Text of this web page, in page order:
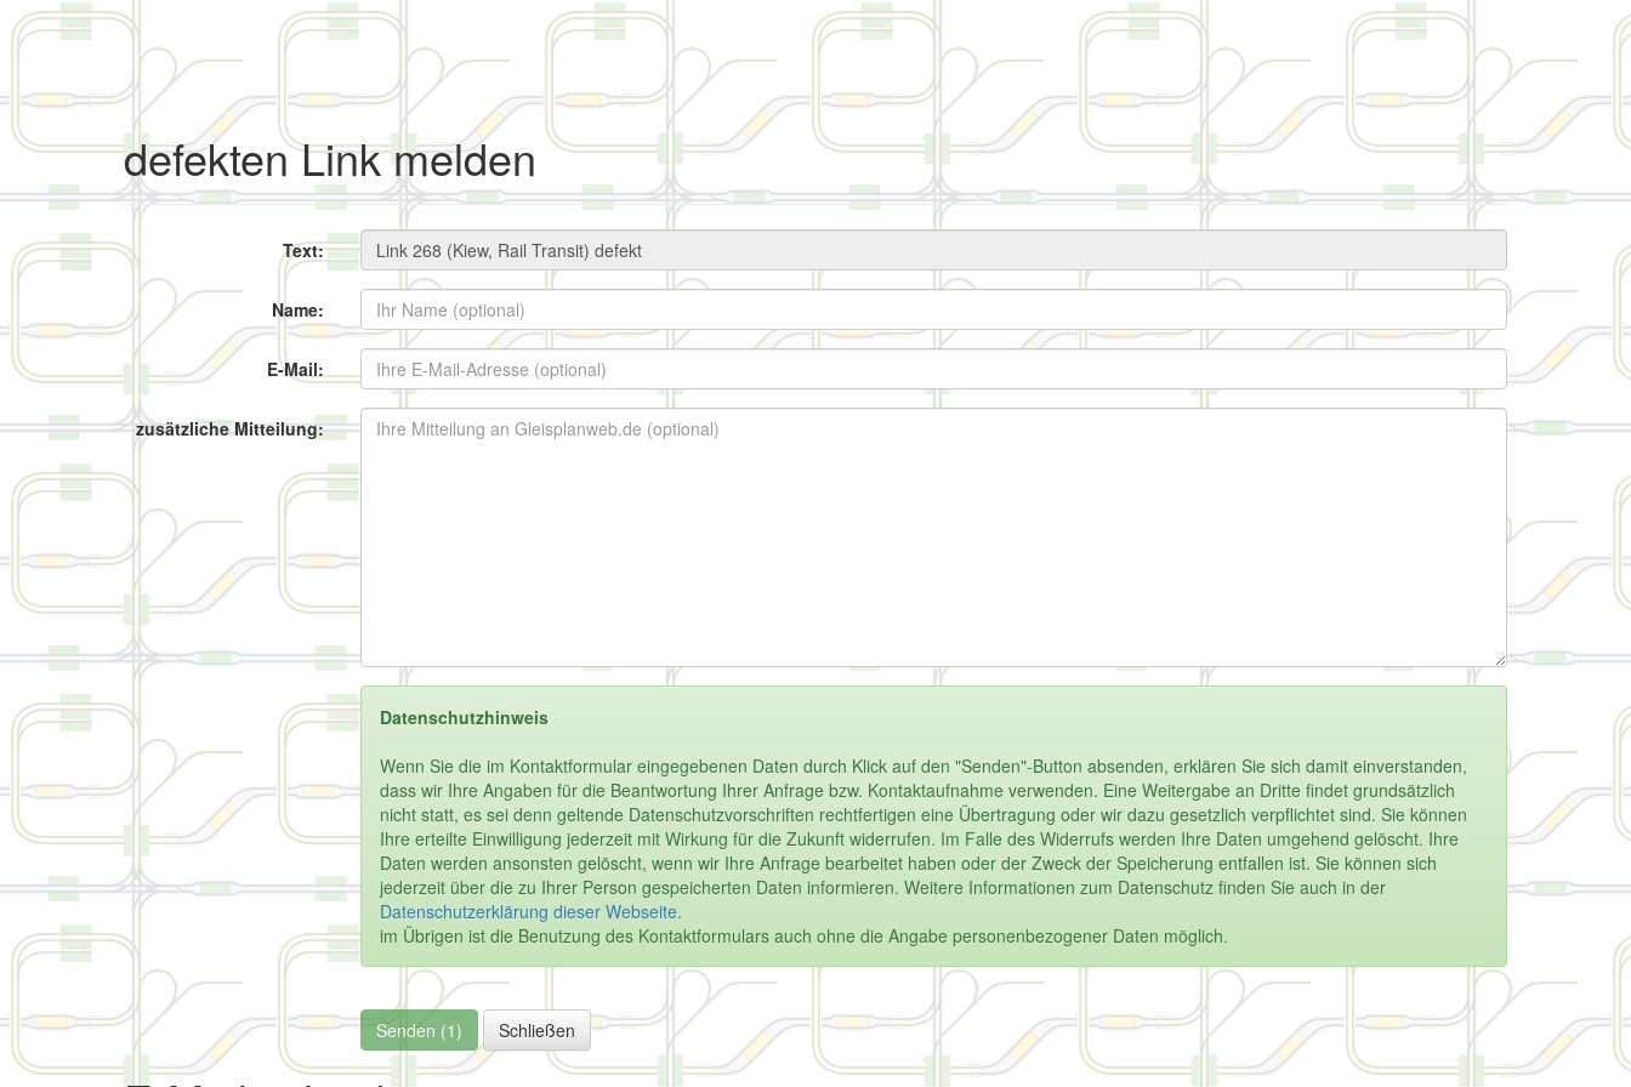
defekten Link melden
Text:
Name:
E-Mail:
zusätzliche Mitteilung:
Datenschutzhinweis
Wenn Sie die im Kontaktformular eingegebenen Daten durch Klick auf den "Senden"-Button absenden, erklären Sie sich damit einverstanden,
dass wir Ihre Angaben für die Beantwortung Ihrer Anfrage bzw. Kontaktaufnahme verwenden. Eine Weitergabe an Dritte findet grundsätzlich
nicht statt, es sei denn geltende Datenschutzvorschriften rechtfertigen eine Übertragung oder wir dazu gesetzlich verpflichtet sind. Sie können
Ihre erteilte Einwilligung jederzeit mit Wirkung für die Zukunft widerrufen. Im Falle des Widerrufs werden Ihre Daten umgehend gelöscht. Ihre
Daten werden ansonsten gelöscht, wenn wir Ihre Anfrage bearbeitet haben oder der Zweck der Speicherung entfallen ist. Sie können sich
jederzeit über die zu Ihrer Person gespeicherten Daten informieren. Weitere Informationen zum Datenschutz finden Sie auch in der
Datenschutzerklärung dieser Webseite.
im Übrigen ist die Benutzung des Kontaktformulars auch ohne die Angabe personenbezogener Daten möglich.
Senden (1) Schließen